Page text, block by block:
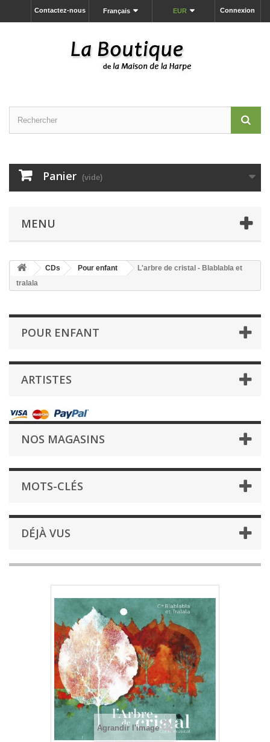
Connexion
EUR
Français
Contactez-nous
Panier (vide)
MENU
CDs Pour enfant
L'arbre de cristal - Blablabla et
tralala
POUR ENFANT
ARTISTES
NOS MAGASINS
MOTS-CLÉS
DÉJÀ VUS
Agrandir l'image